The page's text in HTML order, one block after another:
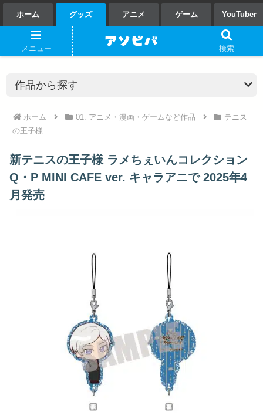
ホーム グッズ アニメ ゲーム YouTuber
ホーム 01. アニメ・漫画・ゲームなど作品
テニス
の王子様
新テニスの王子様 ラメちぇいんコレクション
Q・P MINI CAFE ver. キャラアニで 2025年4
月発売
メニュー 検索